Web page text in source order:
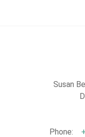
Susan
Phone: